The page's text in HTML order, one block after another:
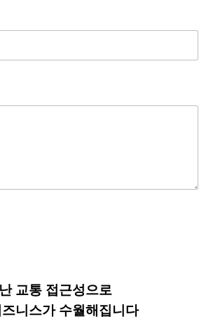
교통 접근성으로
니스가 수월해집니다